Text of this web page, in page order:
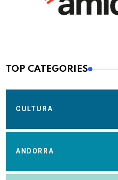
TOP CATEGORIES
CULTURA
ANDORRA